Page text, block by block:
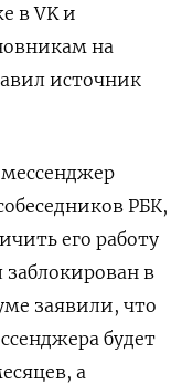
в VK и
на
источник
РБК,
его работу
заблокирован в
заявили, что
будет
а